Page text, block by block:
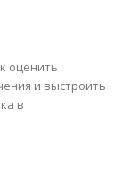
оценить
и выстроить
в